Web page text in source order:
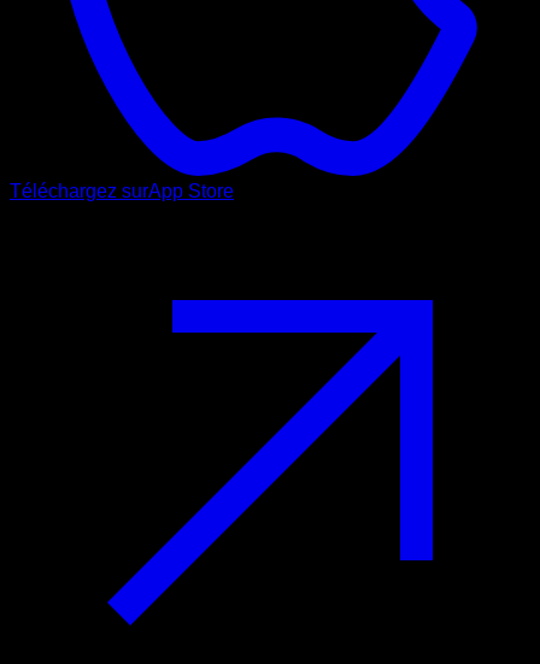
Téléchargez surApp Store